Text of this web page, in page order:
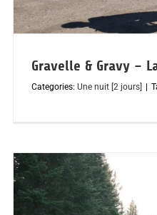
Gravelle & Gravy –
Categories:Une nuit [2 jours] |